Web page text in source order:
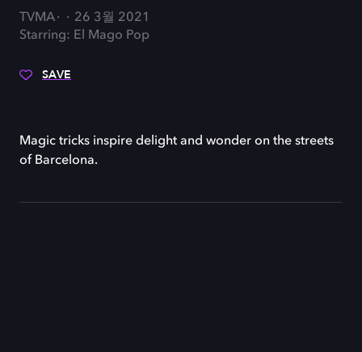
TVMA
26 3월 2021
Starring: El Mago Pop
SAVE
Magic tricks inspire delight and wonder on the streets
of Barcelona.